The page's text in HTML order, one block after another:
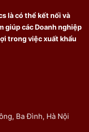
là có thể kết nối và
giúp các Doanh nghiệp
trong việc xuất khẩu
Ba Đình, Hà Nội